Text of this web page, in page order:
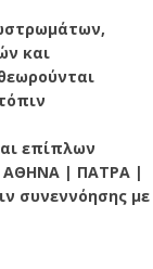
και
επίπλων
ΑΘΗΝΑ | ΠΑΤΡΑ |
συνεννόησης με